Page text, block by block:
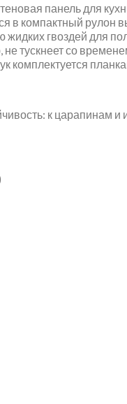
панель для
в компактный
гвоздей для
тускнеет со
к царапинам